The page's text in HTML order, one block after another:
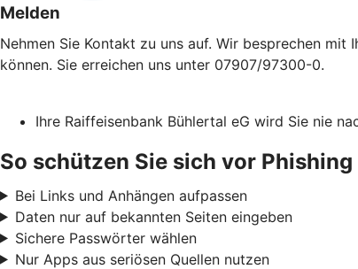
Melden
Nehmen Sie Kontakt zu uns auf. Wir besprechen
können. Sie erreichen uns unter 07907/97300-0.
Ihre Raiffeisenbank Bühlertal eG wird Sie nie
So schützen Sie sich vor
Bei Links und Anhängen aufpassen
Daten nur auf bekannten Seiten eingeben
Sichere Passwörter wählen
Nur Apps aus seriösen Quellen nutzen